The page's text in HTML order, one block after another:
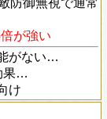
が強い
がない…
果…
け